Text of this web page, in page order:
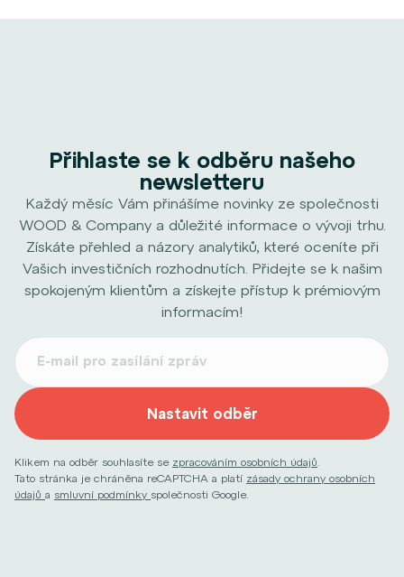
Přihlaste se k odběru našeho
newsletteru
Každý měsíc Vám přinášíme novinky ze společnosti
WOOD & Company a důležité informace o vývoji trhu.
Získáte přehled a názory analytiků, které oceníte při
Vašich investičních rozhodnutích. Přidejte se k našim
spokojeným klientům a získejte přístup k prémiovým
informacím!
Nastavit odběr
Klikem na odběr souhlasíte se zpracováním osobních údajů.
Tato stránka je chráněna reCAPTCHA a platí zásady ochrany osobních
údajů a smluvní podmínky společnosti Google.